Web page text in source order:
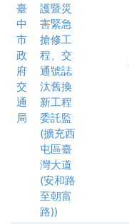
臺
中
市
政
府
交
通
局
護暨災
害緊急
搶修工
程、交
通號誌
汰舊換
新工程
委託監
(擴充西
屯區臺
灣大道
(安和路
至朝富
路))